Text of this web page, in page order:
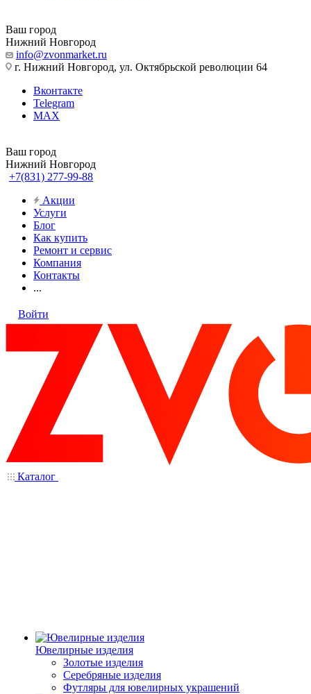
Ваш город
Нижний Новгород
info@zvonmarket.ru
г. Нижний Новгород, ул. Октябрьской революции 64
Вконтакте
Telegram
MAX
Ваш город
Нижний Новгород
+7(831) 277-99-88
Акции
Услуги
Блог
Как купить
Ремонт и сервис
Компания
Контакты
...
Войти
Каталог
Ювелирные изделия
Золотые изделия
Серебряные изделия
Футляры для ювелирных украшений